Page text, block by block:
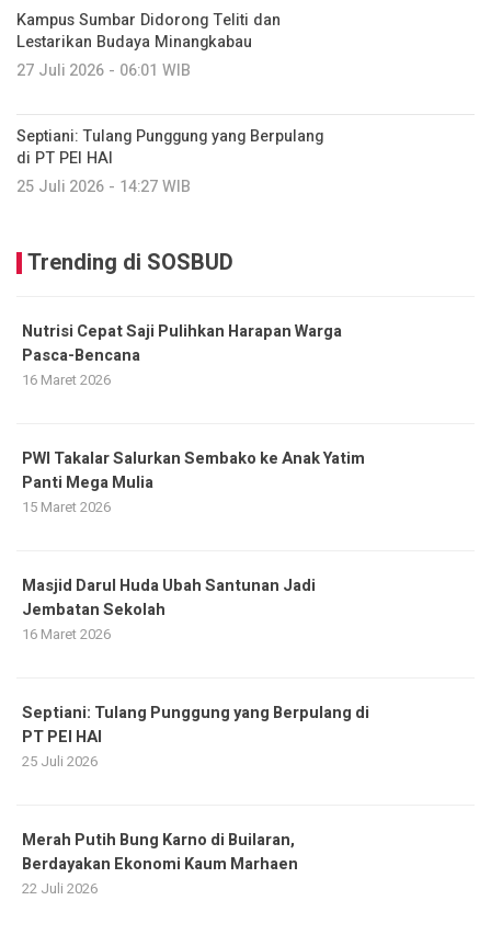
Kampus Sumbar Didorong Teliti dan
Lestarikan Budaya Minangkabau
27 Juli 2026 - 06:01 WIB
Septiani: Tulang Punggung yang Berpulang
di PT PEI HAI
25 Juli 2026 - 14:27 WIB
Trending di SOSBUD
Nutrisi Cepat Saji Pulihkan Harapan Warga
Pasca-Bencana
16 Maret 2026
PWI Takalar Salurkan Sembako ke Anak Yatim
Panti Mega Mulia
15 Maret 2026
Masjid Darul Huda Ubah Santunan Jadi
Jembatan Sekolah
16 Maret 2026
Septiani: Tulang Punggung yang Berpulang di
PT PEI HAI
25 Juli 2026
Merah Putih Bung Karno di Builaran,
Berdayakan Ekonomi Kaum Marhaen
22 Juli 2026